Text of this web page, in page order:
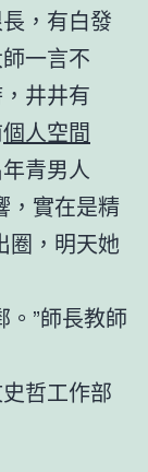
，有白發
一言不
井井有
個人空間
青男人
，實在是精
圈，明天她
。”師長教師
哲工作部